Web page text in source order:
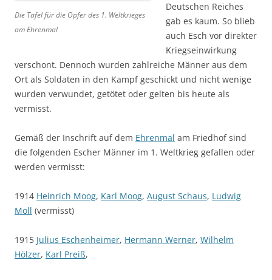
Die Tafel für die Opfer des 1. Weltkrieges
am Ehrenmal
Deutschen Reiches
gab es kaum. So blieb
auch Esch vor direkter
Kriegseinwirkung
verschont. Dennoch wurden zahlreiche Männer aus dem
Ort als Soldaten in den Kampf geschickt und nicht wenige
wurden verwundet, getötet oder gelten bis heute als
vermisst.
Gemäß der Inschrift auf dem Ehrenmal am Friedhof sind
die folgenden Escher Männer im 1. Weltkrieg gefallen oder
werden vermisst:
1914 Heinrich Moog, Karl Moog, August Schaus, Ludwig
Moll (vermisst)
1915 Julius Eschenheimer, Hermann Werner, Wilhelm
Hölzer, Karl Preiß,